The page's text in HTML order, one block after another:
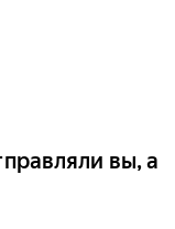
вы, а